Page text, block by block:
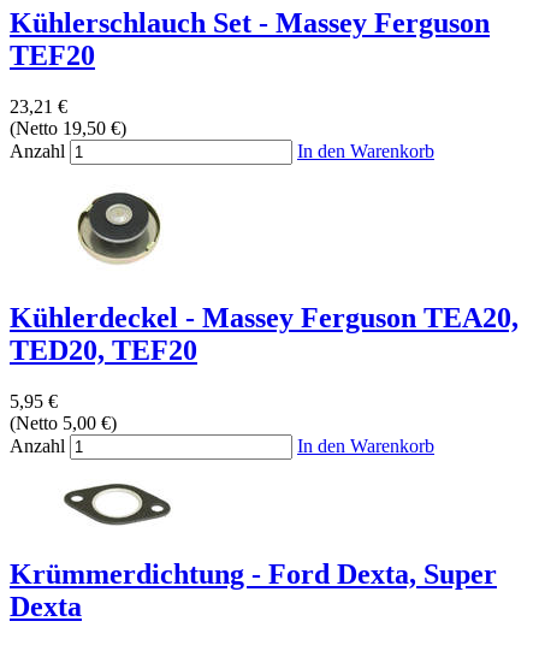
Kühlerschlauch Set - Massey Ferguson
TEF20
23,21 €
(Netto 19,50 €)
Anzahl
In den Warenkorb
Kühlerdeckel - Massey Ferguson TEA20,
TED20, TEF20
5,95 €
(Netto 5,00 €)
Anzahl
In den Warenkorb
Krümmerdichtung - Ford Dexta, Super
Dexta